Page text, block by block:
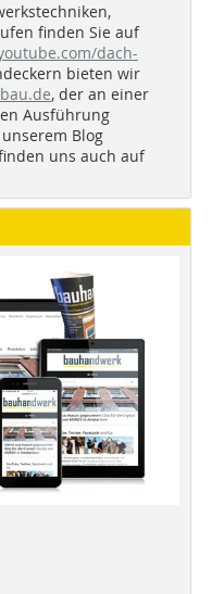
finden Sie auf
dach-
bieten wir
, der an einer
Ausführung
Blog
uns auch auf